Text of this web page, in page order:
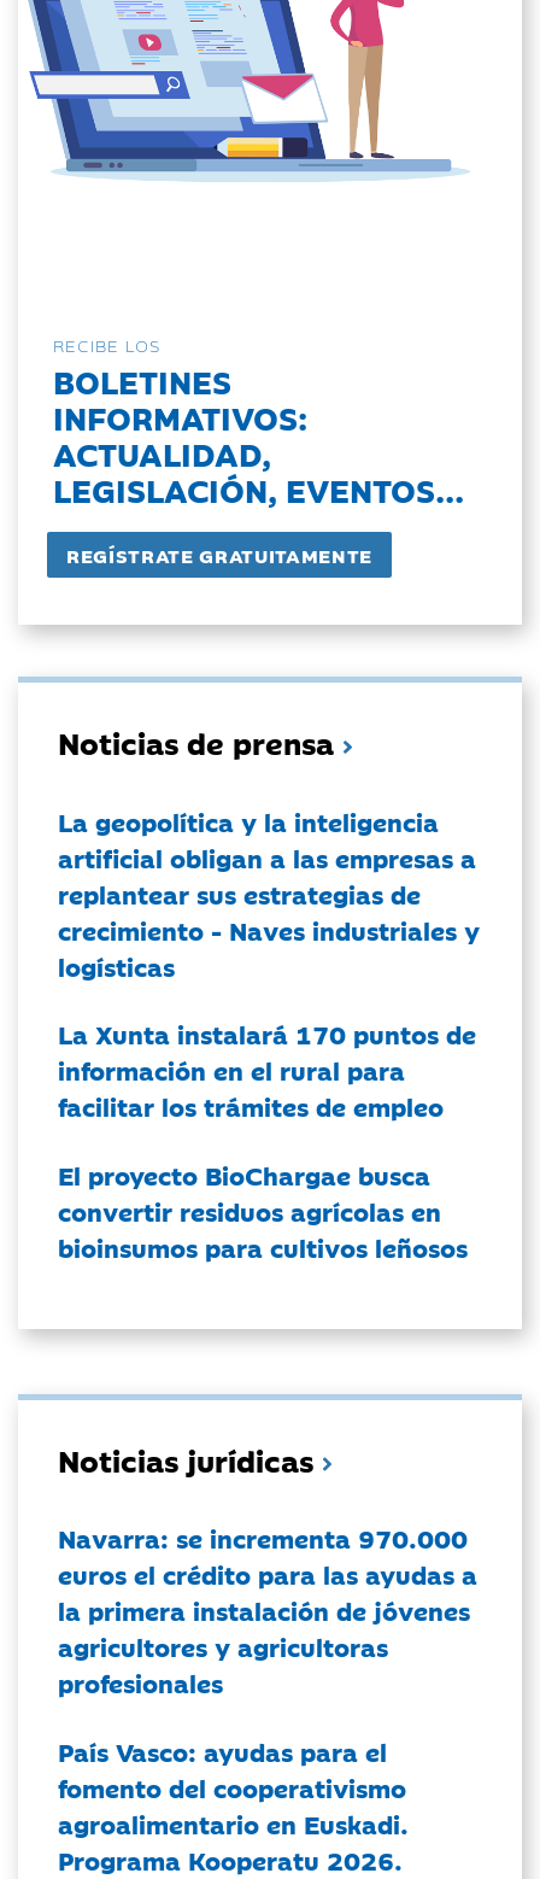
RECIBE LOS
BOLETINES
INFORMATIVOS:
ACTUALIDAD,
LEGISLACIÓN, EVENTOS...
Noticias de prensa
La geopolítica y la inteligencia
artificial obligan a las empresas a
replantear sus estrategias de
crecimiento - Naves industriales y
logísticas
La Xunta instalará 170 puntos de
información en el rural para
facilitar los trámites de empleo
El proyecto BioChargae busca
convertir residuos agrícolas en
bioinsumos para cultivos leñosos
Noticias jurídicas
Navarra: se incrementa 970.000
euros el crédito para las ayudas a
la primera instalación de jóvenes
agricultores y agricultoras
profesionales
País Vasco: ayudas para el
fomento del cooperativismo
agroalimentario en Euskadi.
Programa Kooperatu 2026.